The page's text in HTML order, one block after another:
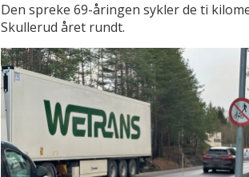
Den spreke 69-åringen sykler de ti
Skullerud året rundt.